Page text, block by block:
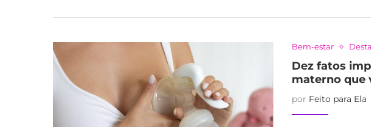
Bem-estar
Dez fatos
materno que
por Feito para Ela